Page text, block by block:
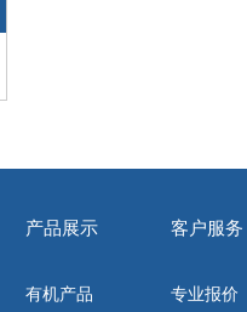
产品展示
有机产品
客户服务
专业报价